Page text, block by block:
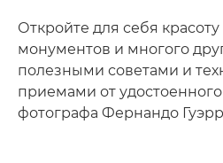
Откройте для себя
монументов и многого
полезными советами и
приемами от
фотографа Фернандо